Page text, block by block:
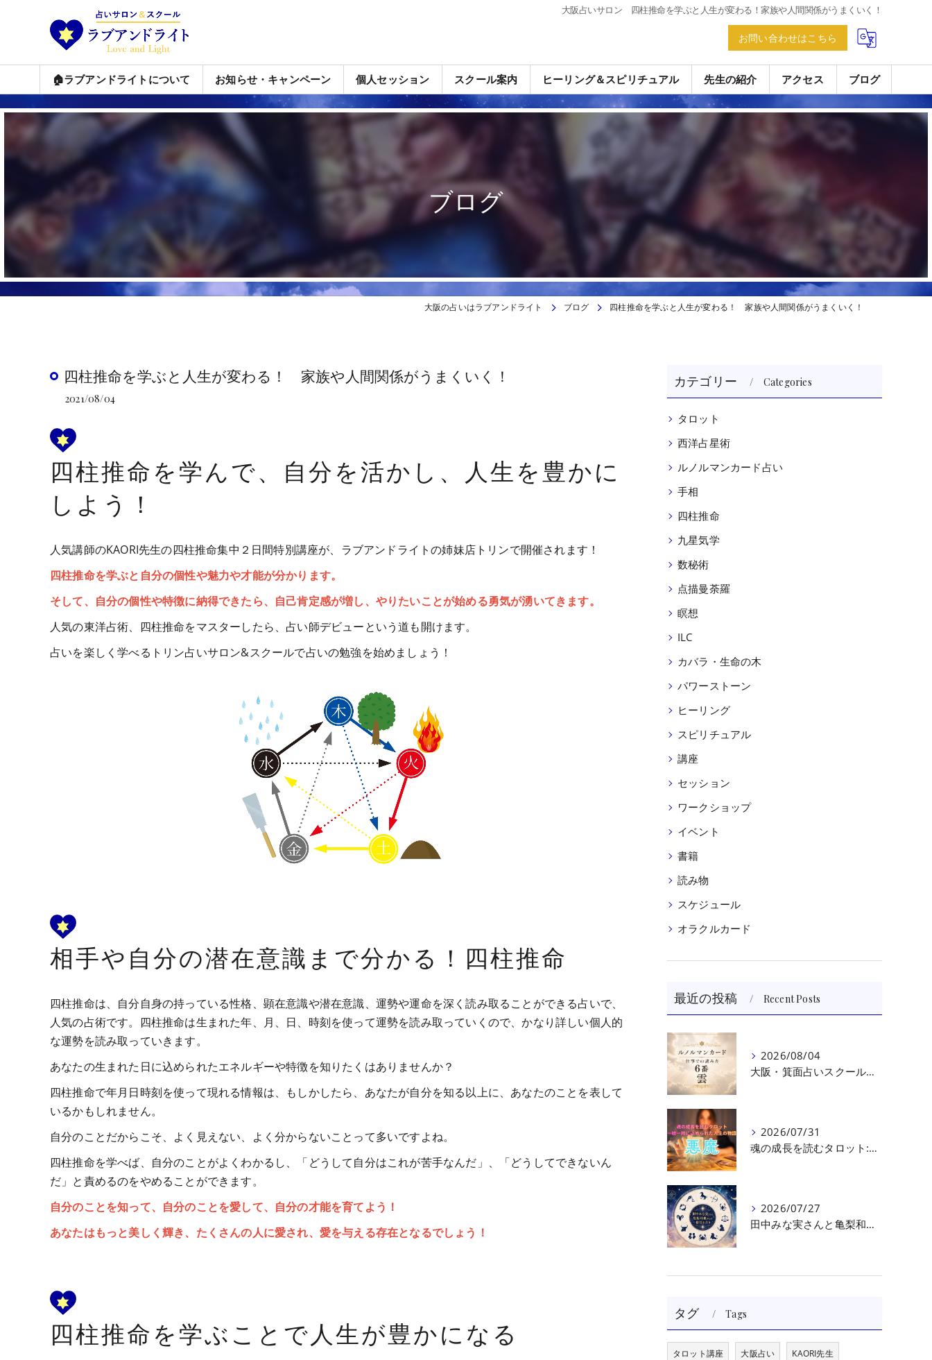
大阪占いサロン 四柱推命を学ぶと人生が変わる！家族や人間関係がうまくいく！
お問い合わせはこちら
🏠ラブアンドライトについて お知らせ・キャンペーン 個人セッション スクール案内 ヒーリング＆スピリチュアル 先生の紹介 アクセス ブログ
ブログ
大阪の占いはラブアンドライト ブログ 四柱推命を学ぶと人生が変わる！ 家族や人間関係がうまくいく！
四柱推命を学ぶと人生が変わる！ 家族や人間関係がうまくいく！
2021/08/04
四柱推命を学んで、自分を活かし、人生を豊かに
しよう！
人気講師のKAORI先生の四柱推命集中２日間特別講座が、ラブアンドライトの姉妹店トリンで開催されます！
四柱推命を学ぶと自分の個性や魅力や才能が分かります。
そして、自分の個性や特徴に納得できたら、自己肯定感が増し、やりたいことが始める勇気が湧いてきます。
人気の東洋占術、四柱推命をマスターしたら、占い師デビューという道も開けます。
占いを楽しく学べるトリン占いサロン&スクールで占いの勉強を始めましょう！
相手や自分の潜在意識まで分かる！四柱推命
四柱推命は、自分自身の持っている性格、顕在意識や潜在意識、運勢や運命を深く読み取ることができる占いで、
人気の占術です。四柱推命は生まれた年、月、日、時刻を使って運勢を読み取っていくので、かなり詳しい個人的
な運勢を読み取っていきます。
あなたの生まれた日に込められたエネルギーや特徴を知りたくはありませんか？
四柱推命で年月日時刻を使って現れる情報は、もしかしたら、あなたが自分を知る以上に、あなたのことを表して
いるかもしれません。
自分のことだからこそ、よく見えない、よく分からないことって多いですよね。
四柱推命を学べば、自分のことがよくわかるし、「どうして自分はこれが苦手なんだ」、「どうしてできないん
だ」と責めるのをやめることができます。
自分のことを知って、自分のことを愛して、自分の才能を育てよう！
あなたはもっと美しく輝き、たくさんの人に愛され、愛を与える存在となるでしょう！
四柱推命を学ぶことで人生が豊かになる
カテゴリー Categories
タロット
西洋占星術
ルノルマンカード占い
手相
四柱推命
九星気学
数秘術
点描曼荼羅
瞑想
ILC
カバラ・生命の木
パワーストーン
ヒーリング
スピリチュアル
講座
セッション
ワークショップ
イベント
書籍
読み物
スケジュール
オラクルカード
最近の投稿 Recent Posts
2026/08/04
大阪・箕面占いスクール 原 史恵 | ルノルマンカード読み方のコツ「雲」 仕事をテーマに占った場合
2026/07/31
魂の成長を読むタロット:悪魔（第十七回目）｜大阪・箕面占いスクールラブアンドライト
2026/07/27
田中みな実さんと亀梨和也さんの相性を読む｜大阪・箕面占いスクールラブアンドライト
タグ Tags
タロット講座 大阪占い KAORI先生